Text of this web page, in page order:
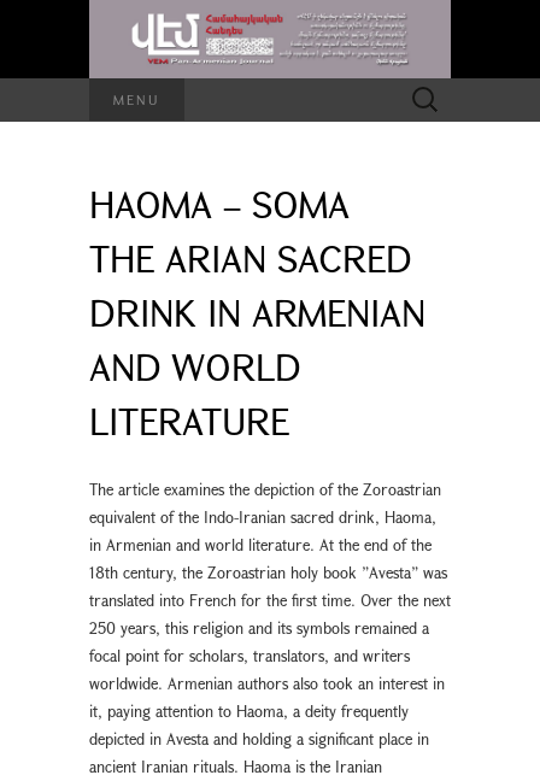
MENU
Search
for:
HAOMA – SOMA
THE ARIAN SACRED
DRINK IN ARMENIAN
AND WORLD
LITERATURE
The article examines the depiction of the Zoroastrian
equivalent of the Indo-Iranian sacred drink, Haoma,
in Armenian and world literature. At the end of the
18th century, the Zoroastrian holy book ”Avesta” was
translated into French for the first time. Over the next
250 years, this religion and its symbols remained a
focal point for scholars, translators, and writers
worldwide. Armenian authors also took an interest in
it, paying attention to Haoma, a deity frequently
depicted in Avesta and holding a significant place in
ancient Iranian rituals. Haoma is the Iranian